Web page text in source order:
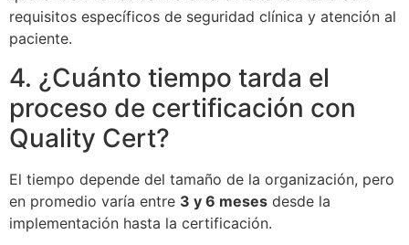
requisitos específicos de seguridad clínica y atención al
paciente.
4. ¿Cuánto tiempo tarda el
proceso de certificación con
Quality Cert?
El tiempo depende del tamaño de la organización, pero
en promedio varía entre 3 y 6 meses desde la
implementación hasta la certificación.